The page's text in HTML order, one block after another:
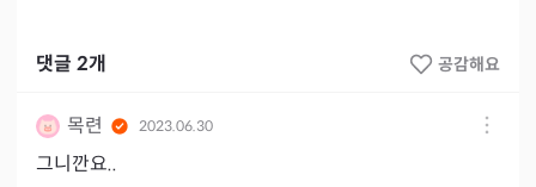
댓글 2개 공감해요
목련 2023.06.30
그니깐요..